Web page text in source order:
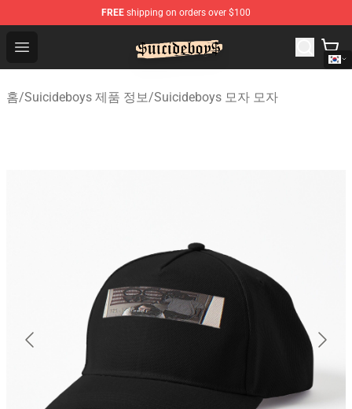
FREE shipping on orders over $100
Open menu
$uicideboy$ Shop - Official $uicideboy$ Merchandise
홈/Suicideboys 제품 정보/Suicideboys 모자 모자